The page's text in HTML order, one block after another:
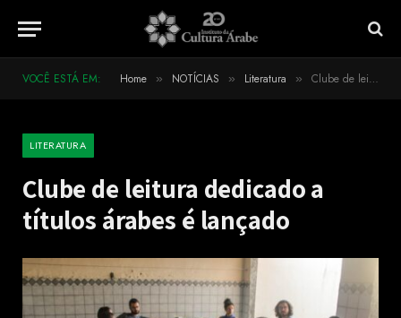
VOCÊ ESTÁ EM: Home » NOTÍCIAS » Literatura » Clube de leitura dedicado a títulos árabes é lançado
LITERATURA
Clube de leitura dedicado a
títulos árabes é lançado